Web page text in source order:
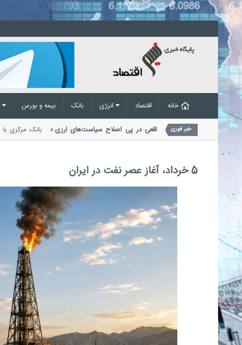
بیمه و بورس بانک اقتصاد
خبر فوری
حذف تقاضای غیرواقعی در پی اصلاح سیاست‌های ارزی
بانک
معاملات ارزی اعلام کرد که...
شرکت های حمل
5 خرداد، آغاز عصر نفت در ایران